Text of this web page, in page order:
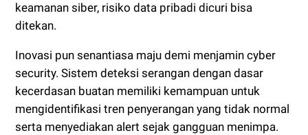
keamanan siber, risiko data pribadi dicuri bisa
ditekan.
Inovasi pun senantiasa maju demi menjamin cyber
security. Sistem deteksi serangan dengan dasar
kecerdasan buatan memiliki kemampuan untuk
mengidentifikasi tren penyerangan yang tidak normal
serta menyediakan alert sejak gangguan menimpa.